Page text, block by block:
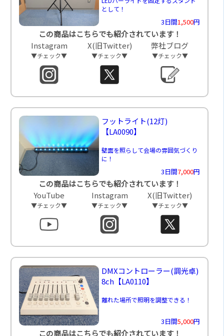
として！
3日間1,500円
この商品はこちらでも紹介されています！
Instagram
▼チェック▼
X(旧Twitter)
▼チェック▼
弊社ブログ
▼チェック▼
フットライト(12灯)
【LA0090】
壁面を照らして会場の雰囲気づくり
に！
3日間7,000円
この商品はこちらでも紹介されています！
YouTube
▼チェック▼
Instagram
▼チェック▼
X(旧Twitter)
▼チェック▼
DMXコントローラー(調光卓)
8ch 【LA0110】
離れた場所で照明を調整できる！
3日間5,000円
この商品はこちらでも紹介されています！